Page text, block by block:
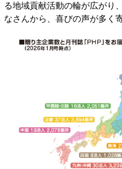
る地域貢献活動の輪が広がり
なさんから、喜びの声が多く